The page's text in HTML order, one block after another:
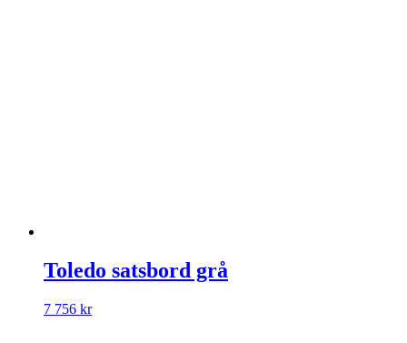
Toledo satsbord grå
7 756 kr